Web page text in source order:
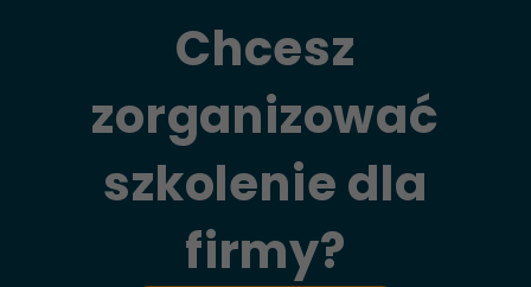
Chcesz
zorganizować
szkolenie dla
firmy?